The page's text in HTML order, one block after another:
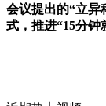
会议提出的“立异
式，推进“15分钟